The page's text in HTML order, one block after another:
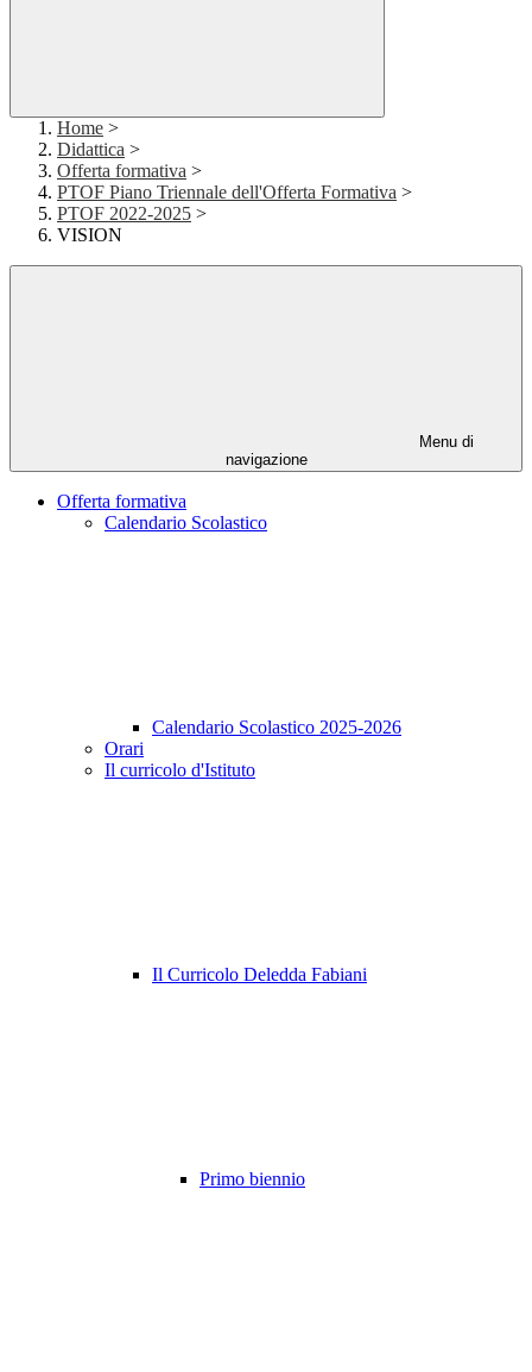
Home >
Didattica >
Offerta formativa >
PTOF Piano Triennale dell'Offerta Formativa >
PTOF 2022-2025 >
VISION
Menu di
navigazione
Offerta formativa
Calendario Scolastico
Calendario Scolastico 2025-2026
Orari
Il curricolo d'Istituto
Il Curricolo Deledda Fabiani
Primo biennio